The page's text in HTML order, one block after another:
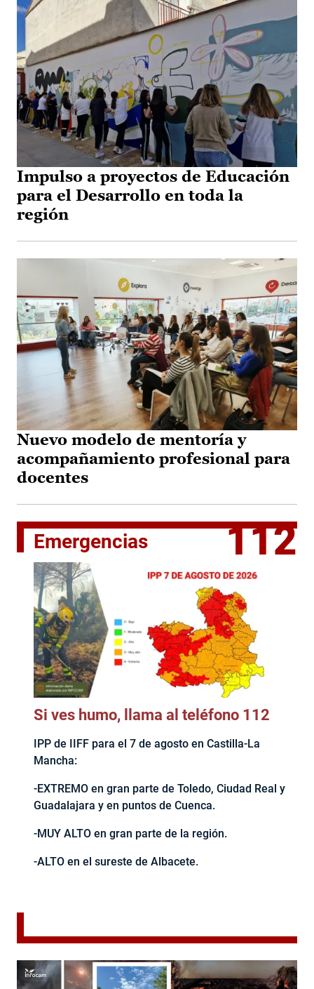
Impulso a proyectos de Educación
para el Desarrollo en toda la
región
Nuevo modelo de mentoría y
acompañamiento profesional para
docentes
Emergencias 112
Si ves humo, llama al teléfono 112
IPP de IIFF para el 7 de agosto en Castilla-La
Mancha:
-EXTREMO en gran parte de Toledo, Ciudad Real y
Guadalajara y en puntos de Cuenca.
-MUY ALTO en gran parte de la región.
-ALTO en el sureste de Albacete.